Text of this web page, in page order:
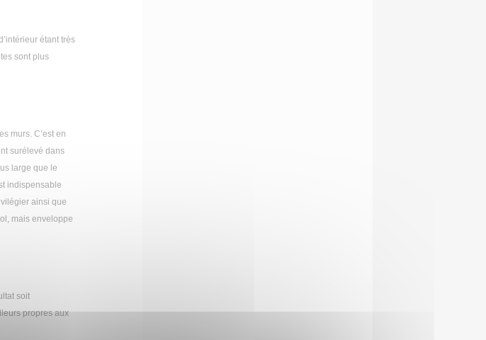
étant très
sont plus
murs. C’est en
surélevé dans
large que le
indispensable
ainsi que
mais enveloppe
soit
propres aux